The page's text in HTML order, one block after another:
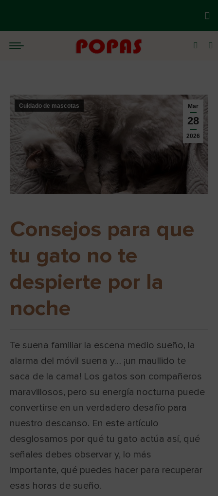
Mar
28
2026
Cuidado de mascotas
Consejos para que
tu gato no te
despierte por la
noche
Te suena familiar la escena medio sueño, la
alarma del móvil suena y… ¡un maullido te
saca de la cama! Los gatos son compañeros
maravillosos, pero su energía nocturna puede
convertirse en un verdadero desafío para
nuestro descanso. En este artículo
desglosamos por qué tu gato actúa así, qué
señales debes observar y, lo más
importante, qué puedes hacer para recuperar
esas horas de sueño.